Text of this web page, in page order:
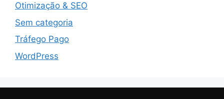
Otimização & SEO
Sem categoria
Tráfego Pago
WordPress